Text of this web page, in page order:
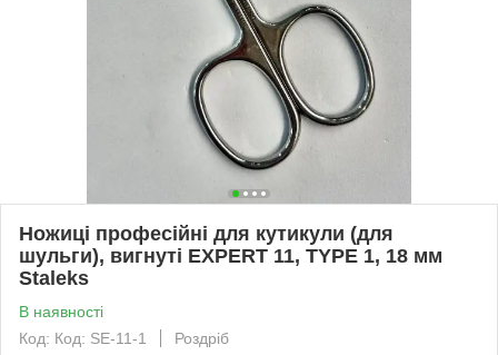
Ножиці професійні для кутикули (для
шульги), вигнуті EXPERT 11, TYPE 1, 18 мм
Staleks
В наявності
Код: Код: SЕ-11-1
Роздріб